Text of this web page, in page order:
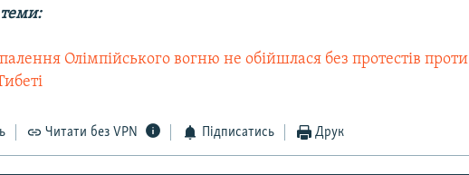
Олімпійського вогню не обійшлася без протестів проти
Читати без VPN Підписатись Друк